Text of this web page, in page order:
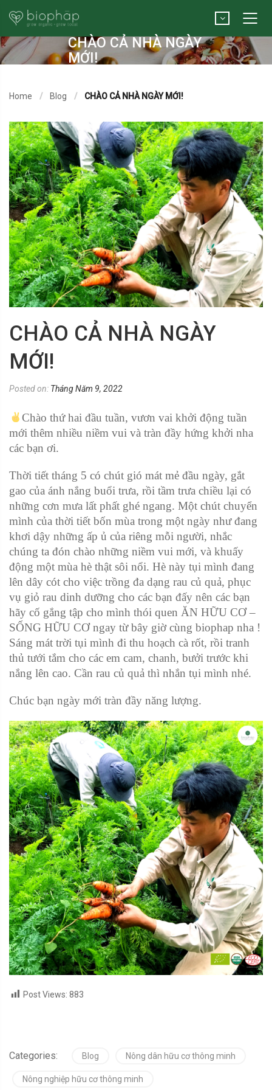
CHÀO CẢ NHÀ NGÀY
MỚI!
Home Blog CHÀO CẢ NHÀ NGÀY MỚI!
CHÀO CẢ NHÀ NGÀY
MỚI!
Posted on: Tháng Năm 9, 2022
Chào thứ hai đầu tuần, vươn vai khởi động tuần
mới thêm nhiều niềm vui và tràn đầy hứng khởi nha
các bạn ơi.
Thời tiết tháng 5 có chút gió mát mẻ đầu ngày, gắt
gao của ánh nắng buổi trưa, rồi tầm trưa chiều lại có
những cơn mưa lất phất ghé ngang. Một chút chuyển
mình của thời tiết bốn mùa trong một ngày như đang
khơi dậy những ấp ủ của riêng mỗi người, nhắc
chúng ta đón chào những niềm vui mới, và khuấy
động một mùa hè thật sôi nổi. Hè này tụi mình đang
lên dây cót cho việc trồng đa dạng rau củ quả, phục
vụ giỏ rau dinh dưỡng cho các bạn đấy nên các bạn
hãy cố gắng tập cho mình thói quen ĂN HỮU CƠ –
SỐNG HỮU CƠ ngay từ bây giờ cùng biophap nha !
Sáng mát trời tụi mình đi thu hoạch cà rốt, rồi tranh
thủ tưới tắm cho các em cam, chanh, bưởi trước khi
nắng lên cao. Cần rau củ quả thì nhắn tụi mình nhé.
Chúc bạn ngày mới tràn đầy năng lượng.
Post Views: 883
Categories: Blog Nông dân hữu cơ thông minh
Nông nghiệp hữu cơ thông minh